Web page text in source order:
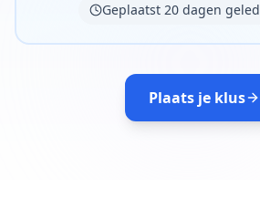
Geplaatst 20 dagen
Plaats je klus